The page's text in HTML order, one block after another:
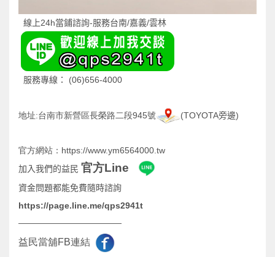
線上24h當鋪諮詢-服務台南/嘉義/雲林
服務專線： (06)656-4000
地址:台南市新營區長榮路二段945號 (TOYOTA旁邊)
官方網站： https://www.ym6564000.tw
加入我們的益民 官方Line
資金問題都能免費隨時諮詢
https://page.line.me/qps2941t
————————————
益民當舖FB連結